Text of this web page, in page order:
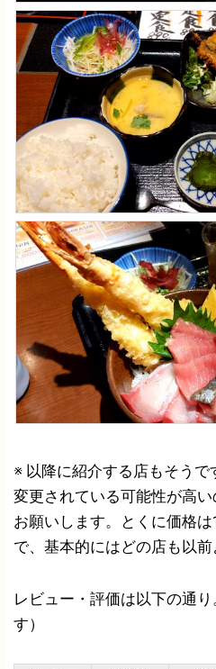
※ 以降に紹介する店もそう
変更されている可能性が高
お願いします。とくに価格
で、基本的にはどの店も以前
レビュー・評価は以下の通
す）